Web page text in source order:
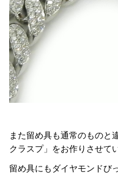
また留め具も通常のものと
クラスプ」をお作りさせて
留め具にもダイヤモンドび